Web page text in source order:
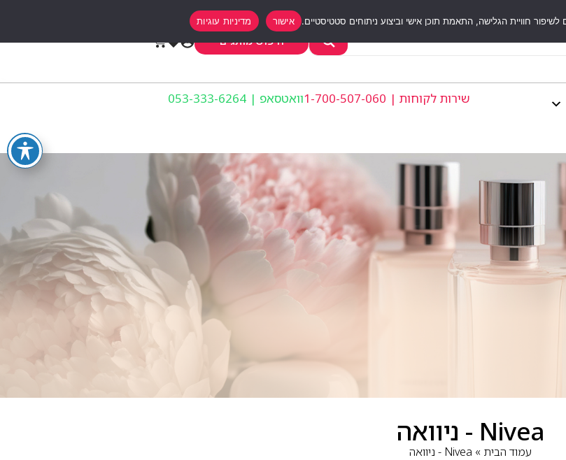
חיפוש מותגים
שירות לקוחות | 1-700-507-060 וואטסאפ | 053-333-6264
Nivea - ניוואה
עמוד הבית » Nivea - ניוואה
אישור מדיניות עוגיות